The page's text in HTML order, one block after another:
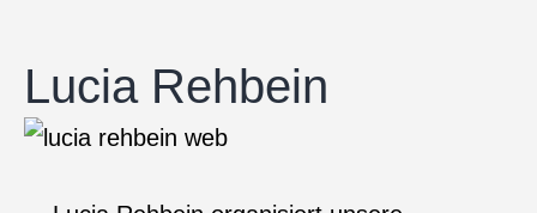
Lucia Rehbein